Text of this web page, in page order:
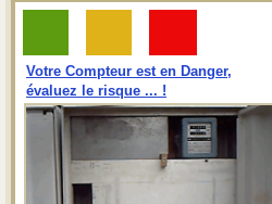
Votre Compteur est en Danger,
évaluez le risque ... !